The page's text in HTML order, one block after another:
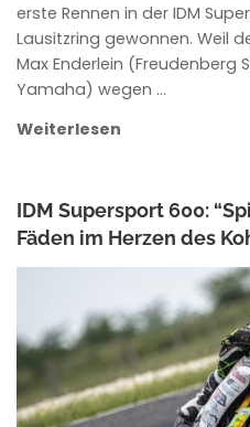
erste Rennen in der IDM
Lausitzring gewonnen. Weil
Max Enderlein (Freudenberg
Yamaha) wegen …
Weiterlesen
IDM Supersport 600:
Fäden im Herzen des
ANKE WIECZOREK